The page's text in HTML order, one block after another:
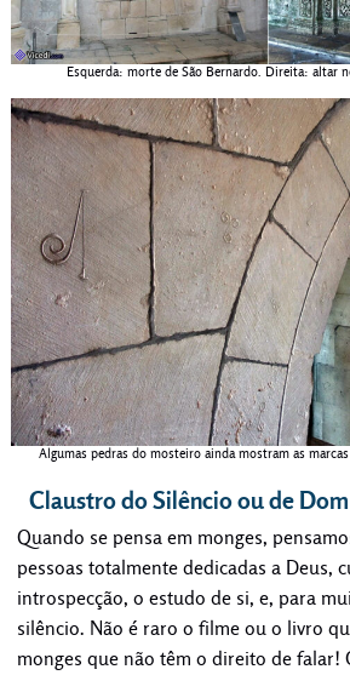
Esquerda: morte de São Bernardo. Direita: altar
Algumas pedras do mosteiro ainda mostram as
Claustro do Silêncio ou de
Quando se pensa em monges,
pessoas totalmente dedicadas a Deus,
introspecção, o estudo de si, e, para
silêncio. Não é raro o filme ou o livro
monges que não têm o direito de falar!